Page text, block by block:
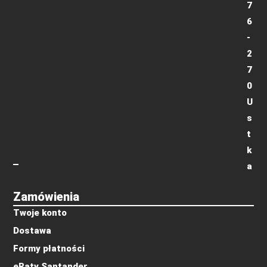
Zamówienia
Twoje konto
Dostawa
Formy płatności
7
6
-
2
7
0
U
s
t
k
a